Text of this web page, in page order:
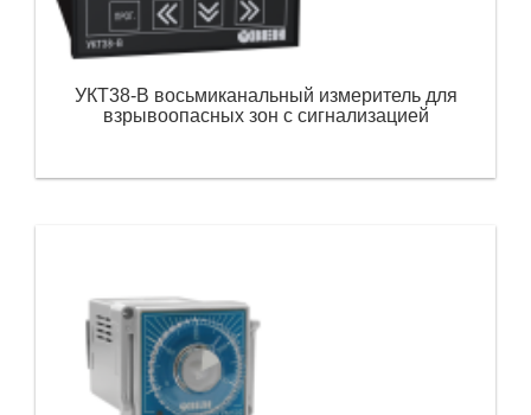
УКТ38-В восьмиканальный измеритель для
взрывоопасных зон с сигнализацией